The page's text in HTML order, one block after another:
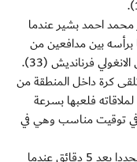
محمد احمد بشير عندما
بين مدافعين من
فرنانديش (33).
تلقى كرة داخل المنطقة من
فلعبها بسرعة
في توقيت مناسب وهي في
وكما في الجولة الاولى نجحتى انغولا في التقدم مجددا بعد 5 دقائق عندما